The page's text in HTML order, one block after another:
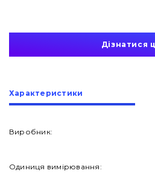
Про нас
Контакти
Вакансії
Дізнатися
Характеристики
Виробник:
Одиниця вимірювання: